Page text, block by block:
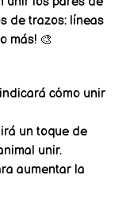
de trazos: líneas
más! 🎨
cómo unir
un toque de
unir.
aumentar la